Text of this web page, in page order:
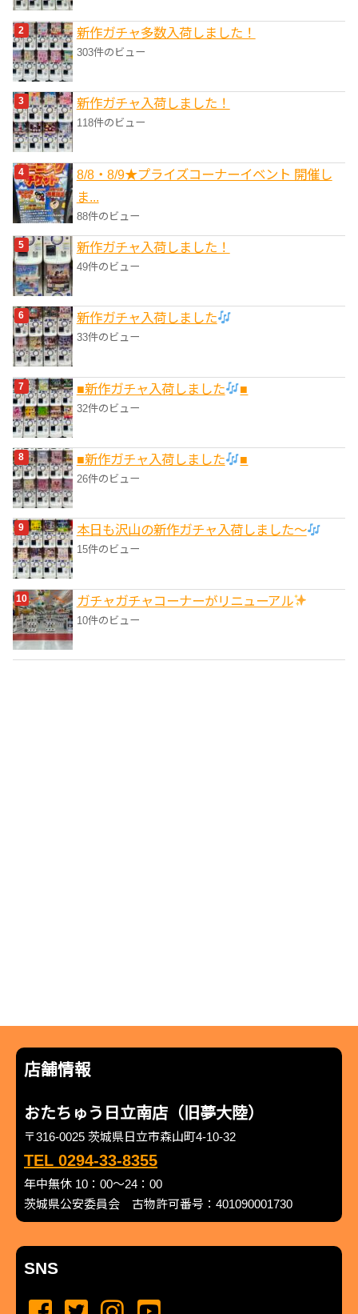
新作ガチャ多数入荷しました！
303件のビュー
新作ガチャ入荷しました！
118件のビュー
8/8・8/9★プライズコーナーイベント 開催し
ま...
88件のビュー
新作ガチャ入荷しました！
49件のビュー
新作ガチャ入荷しました
33件のビュー
■新作ガチャ入荷しました ■
32件のビュー
■新作ガチャ入荷しました ■
26件のビュー
本日も沢山の新作ガチャ入荷しました〜
15件のビュー
ガチャガチャコーナーがリニューアル
10件のビュー
店舗情報
おたちゅう日立南店（旧夢大陸）
〒316-0025 茨城県日立市森山町4-10-32
TEL 0294-33-8355
年中無休 10：00～24：00
茨城県公安委員会 古物許可番号：401090001730
SNS